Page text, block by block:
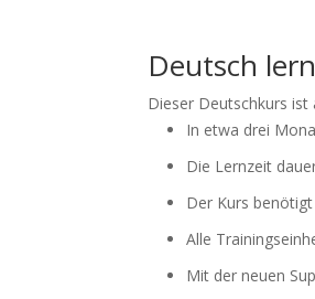
Deutsch
Dieser Deutschkurs ist
In etwa drei
Die Lernzeit
Der Kurs
Alle
Mit der neuen